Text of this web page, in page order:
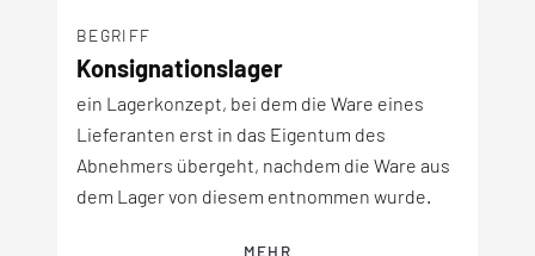
BEGRIFF
Konsignationslager
ein Lagerkonzept, bei dem die Ware eines
Lieferanten erst in das Eigentum des
Abnehmers übergeht, nachdem die Ware aus
dem Lager von diesem entnommen wurde.
MEHR